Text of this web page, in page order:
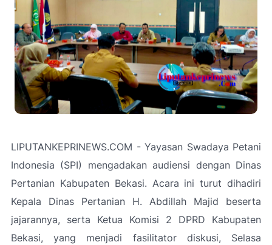
LIPUTANKEPRINEWS.COM - Yayasan Swadaya Petani
Indonesia (SPI) mengadakan audiensi dengan Dinas
Pertanian Kabupaten Bekasi. Acara ini turut dihadiri
Kepala Dinas Pertanian H. Abdillah Majid beserta
jajarannya, serta Ketua Komisi 2 DPRD Kabupaten
Bekasi, yang menjadi fasilitator diskusi, Selasa